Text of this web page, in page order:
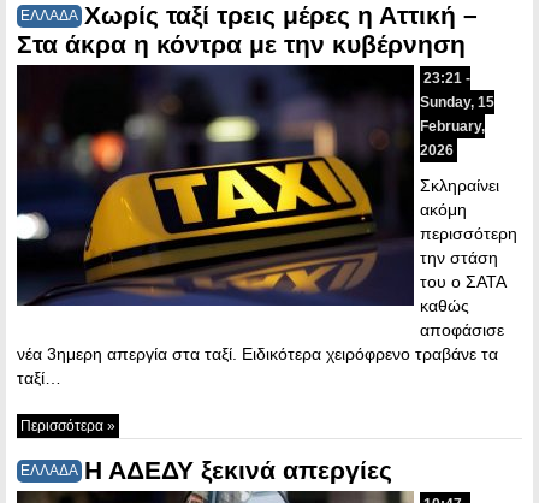
ΕΛΛΑΔΑ Χωρίς ταξί τρεις μέρες η Αττική –
Στα άκρα η κόντρα με την κυβέρνηση
23:21 -
Sunday, 15
February,
2026
Σκληραίνει
ακόμη
περισσότερη
την στάση
του ο ΣΑΤΑ
καθώς
αποφάσισε
νέα 3ημερη απεργία στα ταξί. Ειδικότερα χειρόφρενο τραβάνε τα
ταξί…
Περισσότερα »
ΕΛΛΑΔΑ Η ΑΔΕΔΥ ξεκινά απεργίες